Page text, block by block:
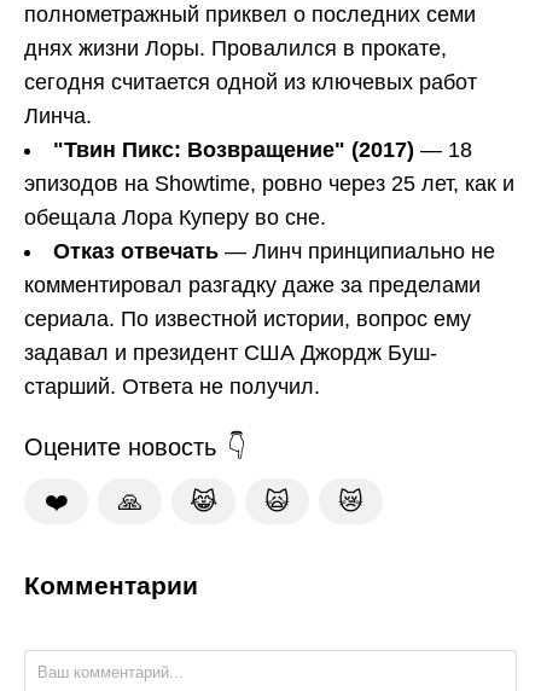
полнометражный приквел о последних семи
днях жизни Лоры. Провалился в прокате,
сегодня считается одной из ключевых работ
Линча.
"Твин Пикс: Возвращение" (2017) — 18
эпизодов на Showtime, ровно через 25 лет, как и
обещала Лора Куперу во сне.
Отказ отвечать — Линч принципиально не
комментировал разгадку даже за пределами
сериала. По известной истории, вопрос ему
задавал и президент США Джордж Буш-
старший. Ответа не получил.
Оцените новость
❤️ 🙏 😹 🙀 😿
Комментарии